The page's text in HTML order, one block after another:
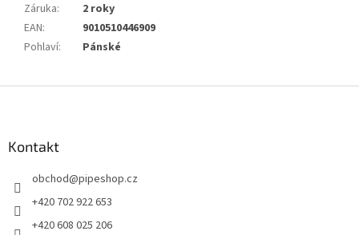
Záruka:
2 roky
EAN:
9010510446909
Pohlaví: Pánské
Kontakt
obchod@pipeshop.cz
+420 702 922 653
+420 608 025 206